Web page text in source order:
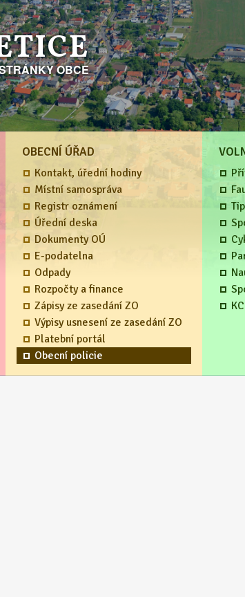
OBCE
OBECNÍ ÚŘAD
Kontakt, úřední hodiny
Místní samospráva
Registr oznámení
Úřední deska
Dokumenty OÚ
E-podatelna
Odpady
Rozpočty a finance
Zápisy ze zasedání ZO
Výpisy usnesení ze zasedání ZO
Platební portál
Obecní policie